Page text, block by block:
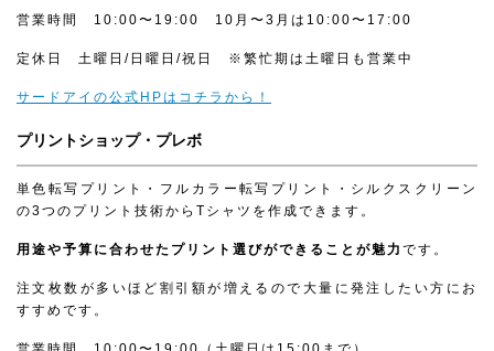
営業時間 10:00〜19:00 10月〜3月は10:00〜17:00
定休日 土曜日/日曜日/祝日 ※繁忙期は土曜日も営業中
サードアイの公式HPはコチラから！
プリントショップ・プレボ
単色転写プリント・フルカラー転写プリント・シルクスクリーン
の3つのプリント技術からTシャツを作成できます。
用途や予算に合わせたプリント選びができることが魅力 です。
注文枚数が多いほど割引額が増えるので大量に発注したい方にお
すすめです。